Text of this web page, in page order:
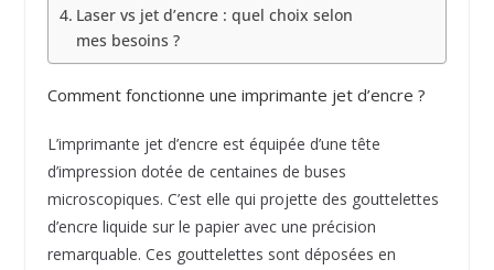
Laser vs jet d’encre : quel choix selon
mes besoins ?
Comment fonctionne une imprimante jet d’encre ?
L’imprimante jet d’encre est équipée d’une tête
d’impression dotée de centaines de buses
microscopiques. C’est elle qui projette des gouttelettes
d’encre liquide sur le papier avec une précision
remarquable. Ces gouttelettes sont déposées en